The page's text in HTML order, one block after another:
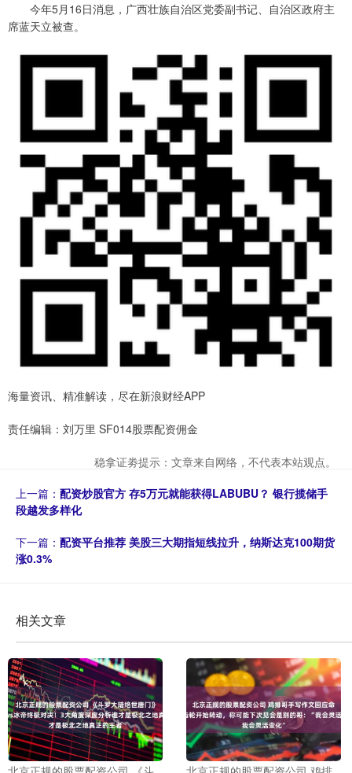
今年5月16日消息，广西壮族自治区党委副书记、自治区政府主
席蓝天立被查。
海量资讯、精准解读，尽在新浪财经APP
责任编辑：刘万里 SF014股票配资佣金
稳拿证劵提示：文章来自网络，不代表本站观点。
上一篇： 配资炒股官方 存5万元就能获得LABUBU？ 银行揽储手
段越发多样化
下一篇： 配资平台推荐 美股三大期指短线拉升，纳斯达克100期货
涨0.3%
相关文章